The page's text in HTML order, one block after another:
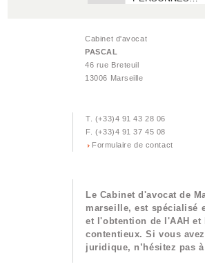
06
MAJORATION
2026
LE RECOURS
02
2026
25
03
2026
HANDICAP
Cabinet d'avocat
PASCAL
46 rue Breteuil
13006 Marseille
T. (+33)4 91 43 28 06
F. (+33)4 91 37 45 08
Formulaire de contact
Le Cabinet d'avocat de
marseille, est spécialisé
et l'obtention de l'AAH et
contentieux. Si vous
juridique, n’hésitez pas